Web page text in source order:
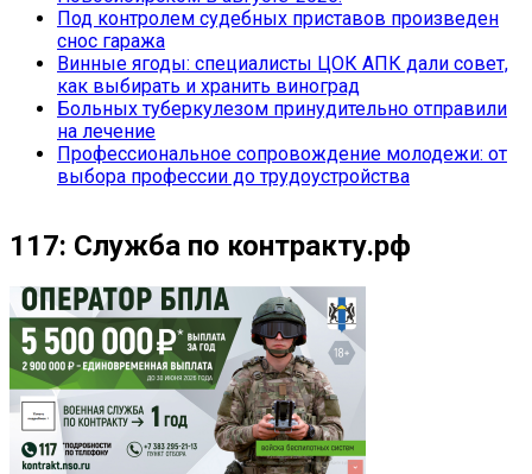
Под контролем судебных приставов произведен
снос гаража
Винные ягоды: специалисты ЦОК АПК дали совет,
как выбирать и хранить виноград
Больных туберкулезом принудительно отправили
на лечение
Профессиональное сопровождение молодежи: от
выбора профессии до трудоустройства
117: Служба по контракту.рф